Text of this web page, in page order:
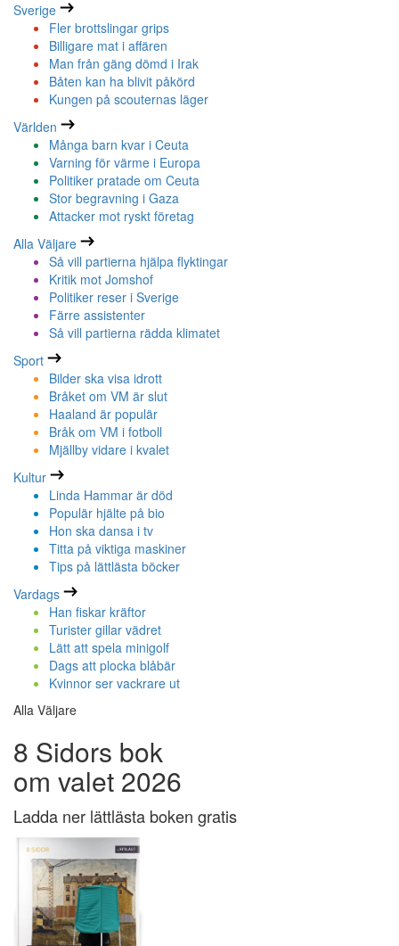
Sverige
Fler brottslingar grips
Billigare mat i affären
Man från gäng dömd i Irak
Båten kan ha blivit påkörd
Kungen på scouternas läger
Världen
Många barn kvar i Ceuta
Varning för värme i Europa
Politiker pratade om Ceuta
Stor begravning i Gaza
Attacker mot ryskt företag
Alla Väljare
Så vill partierna hjälpa flyktingar
Kritik mot Jomshof
Politiker reser i Sverige
Färre assistenter
Så vill partierna rädda klimatet
Sport
Bilder ska visa idrott
Bråket om VM är slut
Haaland är populär
Bråk om VM i fotboll
Mjällby vidare i kvalet
Kultur
Linda Hammar är död
Populär hjälte på bio
Hon ska dansa i tv
Titta på viktiga maskiner
Tips på lättlästa böcker
Vardags
Han fiskar kräftor
Turister gillar vädret
Lätt att spela minigolf
Dags att plocka blåbär
Kvinnor ser vackrare ut
Alla Väljare
8 Sidors bok
om valet 2026
Ladda ner lättlästa boken gratis